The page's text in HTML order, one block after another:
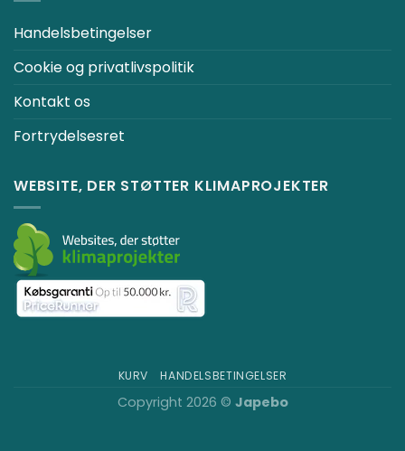
Handelsbetingelser
Cookie og privatlivspolitik
Kontakt os
Fortrydelsesret
WEBSITE, DER STØTTER KLIMAPROJEKTER
KURV HANDELSBETINGELSER
Copyright 2026 © Japebo